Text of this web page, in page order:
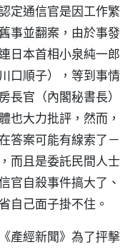
定通信官是因工作繁
事並翻案，由於事發
日本首相小泉純一郎
口順子），等到事情
長官（內閣秘書長）
也大力批評，然而，
答案可能有線索了－
而且是委託民間人士
官自殺事件搞大了、
自己面子掛不住。
產經新聞》為了抨擊